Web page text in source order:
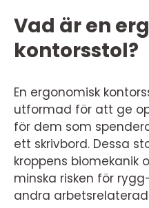
Vad är en
kontorsstol?
En ergonomisk
utformad för att ge
för dem som
ett skrivbord. Dessa
kroppens
minska risken för
andra